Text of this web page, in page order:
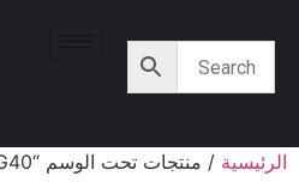
الرئيسية/ منتجات تحت الوسم “MG40”